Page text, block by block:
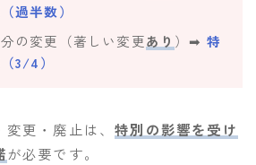
過半数）
の変更（著しい変更あり ）➡︎ 特
3/4）
変更・廃止は、特別の影響を受け
が必要です。